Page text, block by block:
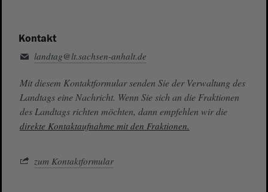
Kontakt
landtag@lt.sachsen-anhalt.de
Mit diesem Kontaktformular senden Sie der Verwaltung des
Landtags eine Nachricht. Wenn Sie sich an die Fraktionen
des Landtags richten möchten, dann empfehlen wir die
direkte Kontaktaufnahme mit den Fraktionen.
zum Kontaktformular